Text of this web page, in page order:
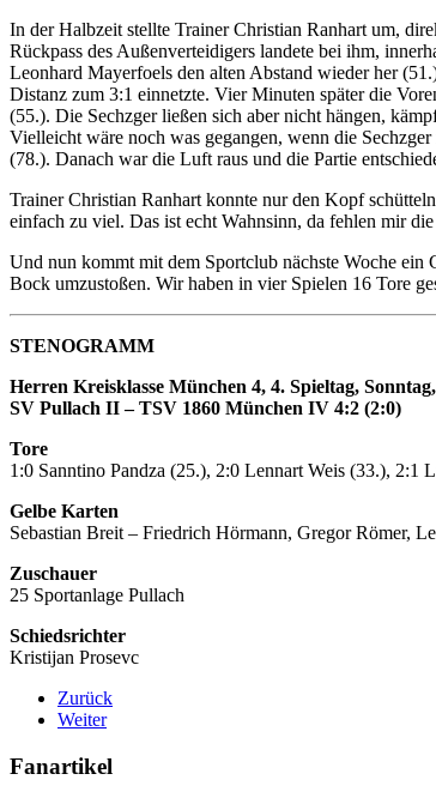
In der Halbzeit stellte Trainer Christian Ranhart um,
Rückpass des Außenverteidigers landete bei ihm,
Leonhard Mayerfoels den alten Abstand wieder her
Distanz zum 3:1 einnetzte. Vier Minuten später die
(55.). Die Sechzger ließen sich aber nicht hängen,
Vielleicht wäre noch was gegangen, wenn die
(78.). Danach war die Luft raus und die Partie
Trainer Christian Ranhart konnte nur den Kopf
einfach zu viel. Das ist echt Wahnsinn, da fehlen mir
Und nun kommt mit dem Sportclub nächste Woche ein
Bock umzustoßen. Wir haben in vier Spielen 16 Tore
STENOGRAMM
Herren Kreisklasse München 4, 4. Spieltag,
SV Pullach II – TSV 1860 München IV 4:2 (2:0)
Tore
1:0 Sanntino Pandza (25.), 2:0 Lennart Weis (33.),
Gelbe Karten
Sebastian Breit – Friedrich Hörmann, Gregor Römer,
Zuschauer
25 Sportanlage Pullach
Schiedsrichter
Kristijan Prosevc
Zurück
Weiter
Fanartikel